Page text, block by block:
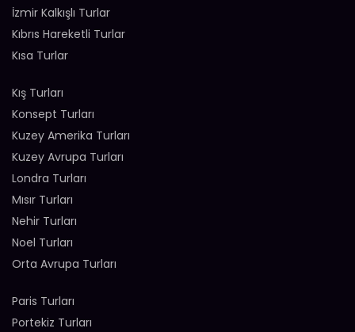
İzmir Kalkışlı Turlar
Kıbrıs Hareketli Turlar
Kısa Turlar
Kış Turları
Konsept Turları
Kuzey Amerika Turları
Kuzey Avrupa Turları
Londra Turları
Mısır Turları
Nehir Turları
Noel Turları
Orta Avrupa Turları
Paris Turları
Portekiz Turları